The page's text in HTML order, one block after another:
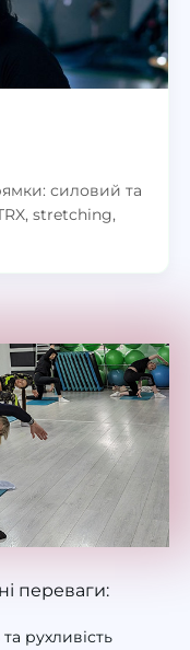
силовий та
stretching,
переваги:
рухливість